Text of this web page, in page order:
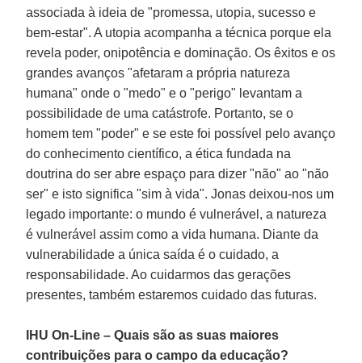
associada à ideia de "promessa, utopia, sucesso e
bem-estar". A utopia acompanha a técnica porque ela
revela poder, onipotência e dominação. Os êxitos e os
grandes avanços "afetaram a própria natureza
humana" onde o "medo" e o "perigo" levantam a
possibilidade de uma catástrofe. Portanto, se o
homem tem "poder" e se este foi possível pelo avanço
do conhecimento científico, a ética fundada na
doutrina do ser abre espaço para dizer "não" ao "não
ser" e isto significa "sim à vida". Jonas deixou-nos um
legado importante: o mundo é vulnerável, a natureza
é vulnerável assim como a vida humana. Diante da
vulnerabilidade a única saída é o cuidado, a
responsabilidade. Ao cuidarmos das gerações
presentes, também estaremos cuidado das futuras.
IHU On-Line – Quais são as suas maiores
contribuições para o campo da educação?